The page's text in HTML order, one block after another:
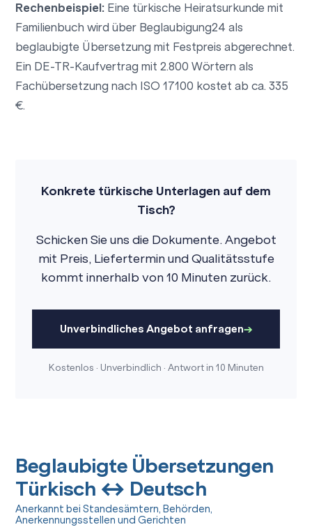
Rechenbeispiel: Eine türkische Heiratsurkunde mit
Familienbuch wird über Beglaubigung24 als
beglaubigte Übersetzung mit Festpreis abgerechnet.
Ein DE-TR-Kaufvertrag mit 2.800 Wörtern als
Fachübersetzung nach ISO 17100 kostet ab ca. 335
€.
Konkrete türkische Unterlagen auf dem
Tisch?
Schicken Sie uns die Dokumente. Angebot
mit Preis, Liefertermin und Qualitätsstufe
kommt innerhalb von 10 Minuten zurück.
Unverbindliches Angebot anfragen
Kostenlos · Unverbindlich · Antwort in 10 Minuten
Beglaubigte Übersetzungen
Türkisch ↔ Deutsch
Anerkannt bei Standesämtern, Behörden,
Anerkennungsstellen und Gerichten